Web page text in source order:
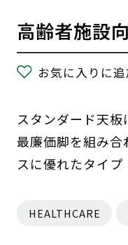
高齢者施設
お気に入りに追
スタンダード天
最廉価脚を組み
スに優れたタイプ
HEALTHCARE